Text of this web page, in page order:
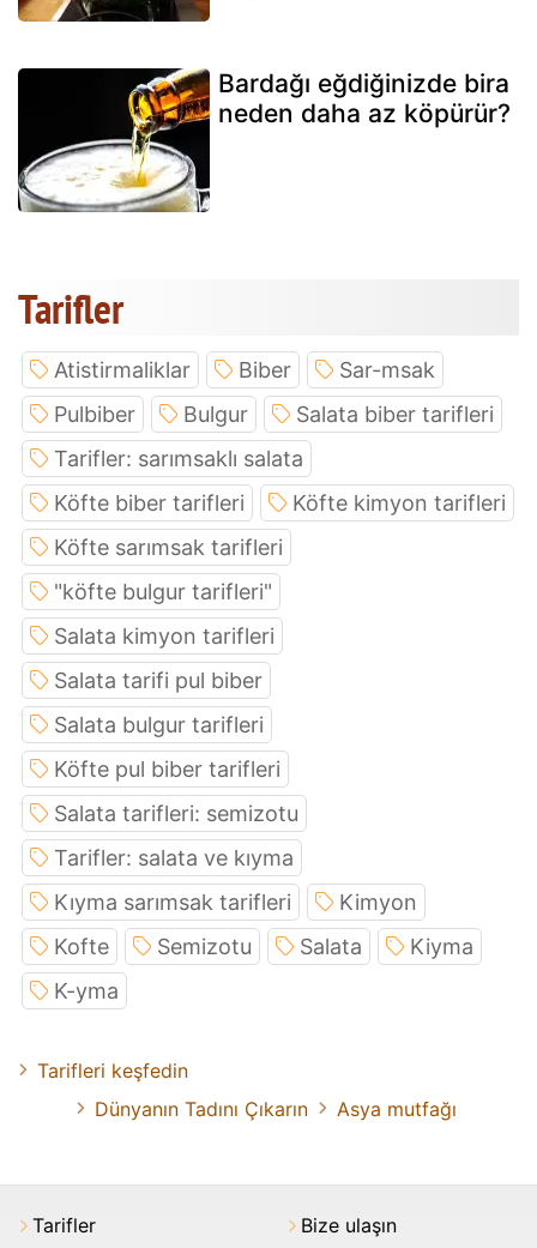
Bardağı eğdiğinizde bira
neden daha az köpürür?
Tarifler
Atistirmaliklar Biber
Sar-msak
Pulbiber
Bulgur
Salata biber tarifleri
Tarifler: sarımsaklı salata
Köfte biber tarifleri
Köfte kimyon tarifleri
Köfte sarımsak tarifleri
"köfte bulgur tarifleri"
Salata kimyon tarifleri
Salata tarifi pul biber
Salata bulgur tarifleri
Köfte pul biber tarifleri
Salata tarifleri: semizotu
Tarifler: salata ve kıyma
Kıyma sarımsak tarifleri
Kimyon
Kofte
Semizotu Salata
Kiyma
K-yma
Tarifleri keşfedin
Dünyanın Tadını Çıkarın
Asya mutfağı
Tarifler Bize ulaşın